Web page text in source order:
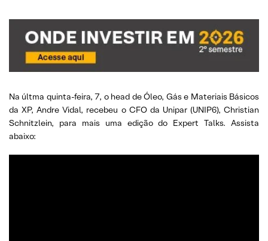
Na últma quinta-feira, 7, o head de Óleo, Gás e Materiais Básicos
da XP, Andre Vidal, recebeu o CFO da Unipar (UNIP6), Christian
Schnitzlein, para mais uma edição do Expert Talks. Assista
abaixo: